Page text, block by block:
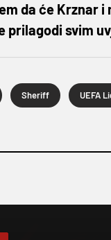
da će Krznar
prilagodi svim
Sheriff UEFA